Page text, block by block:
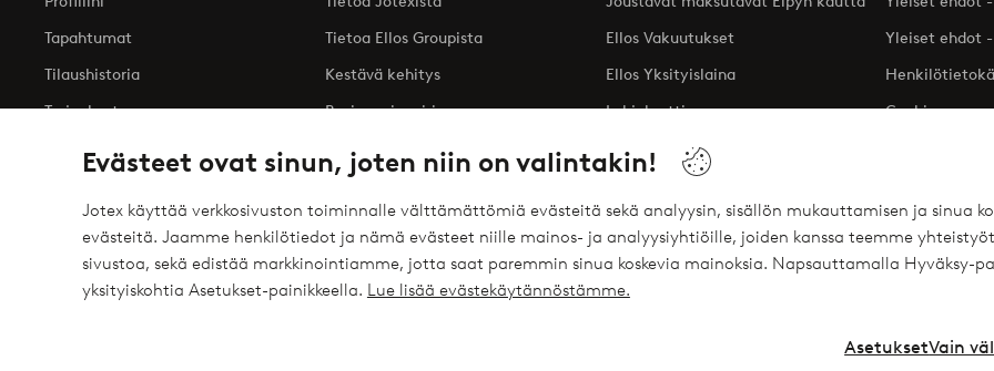
Evästeet ovat sinun, joten niin on valintakin!
Jotex käyttää verkkosivuston toiminnalle välttämättömiä evästeitä sekä analyysin, sisällön mukauttamisen ja sinua
evästeitä. Jaamme henkilötiedot ja nämä evästeet niille mainos- ja analyysiyhtiöille, joiden kanssa teemme
sivustoa, sekä edistää markkinointiamme, jotta saat paremmin sinua koskevia mainoksia. Napsauttamalla Hyväksy-
yksityiskohtia Asetukset-painikkeella. Lue lisää evästekäytännöstämme.
Vain
Asetukset
Tapahtumat
Tilaushistoria
Tarjoukset
Tietoa Ellos Groupista
Kestävä kehitys
Business inquiries
Saavutettavuusseloste
Ellos Vakuutukset
Ellos Yksityislaina
Lahjakortti
Yleiset ehdot
Cookies
Turvalliset maksut – maksa nyt tai erissä
Haluatko tietää ? elpy
Instagram